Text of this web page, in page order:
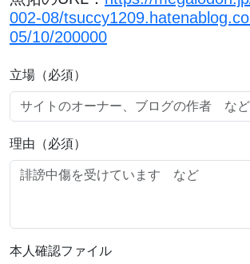
002-08/
05/10/200000
立場（必須）
理由（必須）
本人確認ファイル